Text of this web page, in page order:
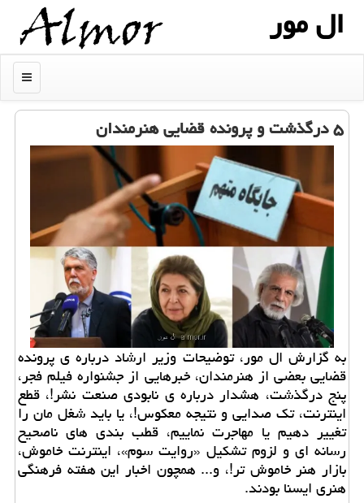
ال مور
منو
۵ درگذشت و پرونده قضایی هنرمندان
به گزارش ال مور، توضیحات وزیر ارشاد درباره ی پرونده
قضایی بعضی از هنرمندان، خبرهایی از جشنواره فیلم فجر،
پنج درگذشت، هشدار درباره ی نابودی صنعت نشر!، قطع
اینترنت، تک صدایی و نتیجه معکوس!، یا باید شغل مان را
تغییر دهیم یا مهاجرت نماییم، قطب بندی های ناصحیح
رسانه ای و لزوم تشکیل «روایت سوم»، اینترنت خاموش،
بازار هنر خاموش تر!، و... همچون اخبار این هفته فرهنگی
هنری ایسنا بودند.